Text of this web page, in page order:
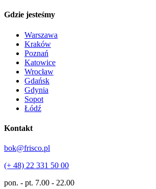
Gdzie jesteśmy
Warszawa
Kraków
Poznań
Katowice
Wrocław
Gdańsk
Gdynia
Sopot
Łódź
Kontakt
bok@frisco.pl
(+ 48) 22 331 50 00
pon. - pt. 7.00 - 22.00